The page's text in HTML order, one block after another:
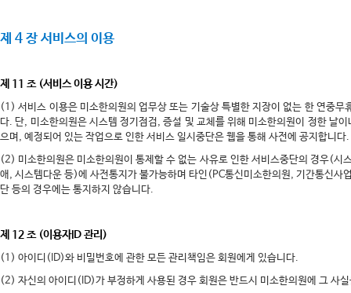
제 4 장 서비스의 이용
제 11 조 (서비스 이용 시간)
(1) 서비스 이용은 미소한의원의 업무상 또는 기술상 특별한 지장이 없는 한 연중
다. 단, 미소한의원은 시스템 정기점검, 증설 및 교체를 위해 미소한의원이 정한 날
으며, 예정되어 있는 작업으로 인한 서비스 일시중단은 웹을 통해 사전에 공지합니다.
(2) 미소한의원은 미소한의원이 통제할 수 없는 사유로 인한 서비스중단의 경우(시
애, 시스템다운 등)에 사전통지가 불가능하며 타인(PC통신미소한의원, 기간통신사
단 등의 경우에는 통지하지 않습니다.
제 12 조 (이용자ID 관리)
(1) 아이디(ID)와 비밀번호에 관한 모든 관리책임은 회원에게 있습니다.
(2) 자신의 아이디(ID)가 부정하게 사용된 경우 회원은 반드시 미소한의원에 그 사